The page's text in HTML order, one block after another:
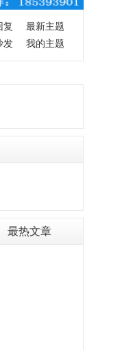
复
最新主题
发 我的主题
最热文章